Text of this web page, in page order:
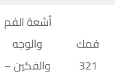
فمك
321
أشعة الفم
والوجه
والفكين –